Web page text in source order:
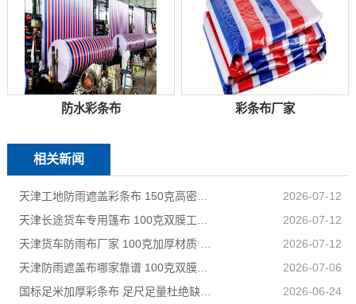
防水彩条布 彩条布厂家
相关新闻
天津工地防雨遮盖彩条布 150克高密度 基建施工防尘防水
2026-07-12
2026-07-12
2026-07-12
天津防雨遮盖布哪家靠谱 100克双膜加厚款适配高栏货车长途盖货
2026-07-06
国标足米加厚彩条布 足尺足量杜绝缺尺少米
2026-06-24